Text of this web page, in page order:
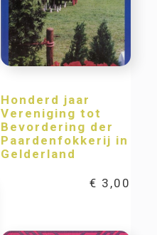
Honderd jaar
Vereniging tot
Bevordering der
Paardenfokkerij in
Gelderland
€ 3,00